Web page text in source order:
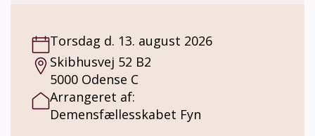
Torsdag d. 13. august 2026
Skibhusvej 52 B2
5000 Odense C
Arrangeret af:
Demensfællesskabet Fyn